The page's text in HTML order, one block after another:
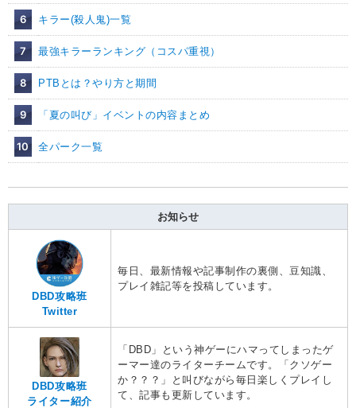
6 キラー(殺人鬼)一覧
7 最強キラーランキング（コスパ重視）
8 PTBとは？やり方と期間
9 「夏の叫び」イベントの内容まとめ
10 全パーク一覧
お知らせ
DBD攻略班
Twitter
毎日、最新情報や記事制作の裏側、豆知識、
プレイ雑記等を投稿しています。
DBD攻略班
ライター紹介
「DBD」という神ゲーにハマってしまったゲ
ーマー達のライターチームです。「クソゲー
か？？？」と叫びながら毎日楽しくプレイし
て、記事も更新しています。